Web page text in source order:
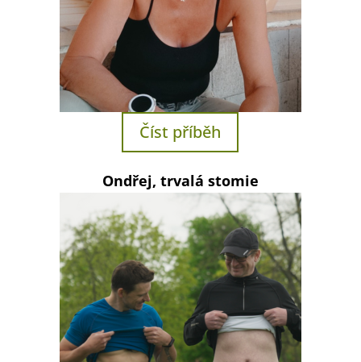
Číst příběh
Ondřej, trvalá stomie